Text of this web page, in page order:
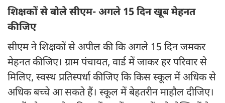
शिक्षकों से बोले सीएम- अगले 15 दिन खूब मेहनत
कीजिए
सीएम ने शिक्षकों से अपील की कि अगले 15 दिन जमकर
मेहनत कीजिए। ग्राम पंचायत, वार्ड में जाकर हर परिवार से
मिलिए, स्वस्थ प्रतिस्पर्धा कीजिए कि किस स्कूल में अधिक से
अधिक बच्चे आ सकते हैं। स्कूल में बेहतरीन माहौल दीजिए।